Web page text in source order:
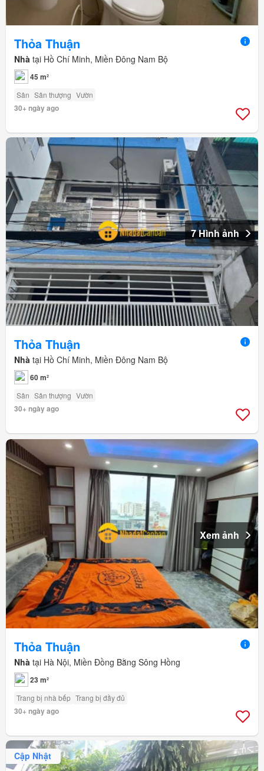
Thỏa Thuận
Nhà tại Hồ Chí Minh, Miền Đông Nam Bộ
45 m²
Sân Sân thượng Vườn
30+ ngày ago
7 Hình ảnh
Thỏa Thuận
Nhà tại Hồ Chí Minh, Miền Đông Nam Bộ
60 m²
Sân Sân thượng Vườn
30+ ngày ago
Xem ảnh
Thỏa Thuận
Nhà tại Hà Nội, Miền Đồng Bằng Sông Hồng
23 m²
Trang bị nhà bếp Trang bị đầy đủ
30+ ngày ago
Cập Nhật